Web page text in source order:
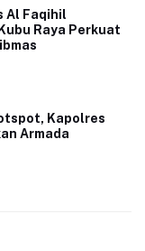
Al Faqihil
Raya Perkuat
Kapolres
Armada